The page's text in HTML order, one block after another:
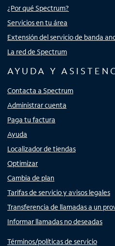
¿Por qué Spectrum?
Servicios en tu área
Extensión del servicio de banda
La red de Spectrum
AYUDA Y
Contacta a Spectrum
Administrar cuenta
Paga tu factura
Ayuda
Localizador de tiendas
Optimizar
Cambia de plan
Tarifas de servicio y avisos legales
Transferencia de llamadas a un
Informar llamadas no deseadas
Términos/políticas de servicio